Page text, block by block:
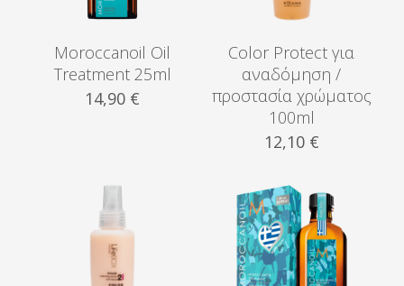
Moroccanoil Oil
Treatment 25ml
14,90 €
Color Protect για
αναδόμηση /
προστασία χρώματος
100ml
12,10 €